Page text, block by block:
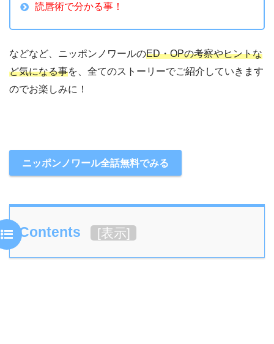
読唇術で分かる事！
などなど、ニッポンノワールのED・OPの考察やヒントな
ど気になる事を、全てのストーリーでご紹介していきます
のでお楽しみに！
ニッポンノワール全話無料でみる
Contents [表示]